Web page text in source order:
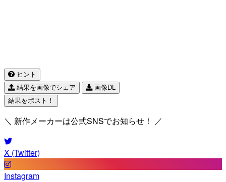
ヒント
結果を画像でシェア
画像DL
結果をポスト！
＼ 新作メーカーは公式SNSでお知らせ！ ／
X (Twitter)
Instagram